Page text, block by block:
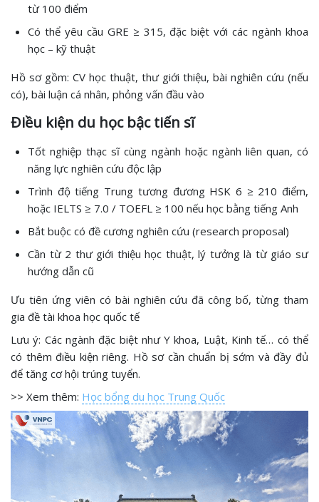
từ 100 điểm
Có thể yêu cầu GRE ≥ 315, đặc biệt với các ngành khoa
học – kỹ thuật
Hồ sơ gồm: CV học thuật, thư giới thiệu, bài nghiên cứu (nếu
có), bài luận cá nhân, phỏng vấn đầu vào
Điều kiện du học bậc tiến sĩ
Tốt nghiệp thạc sĩ cùng ngành hoặc ngành liên quan, có
năng lực nghiên cứu độc lập
Trình độ tiếng Trung tương đương HSK 6 ≥ 210 điểm,
hoặc IELTS ≥ 7.0 / TOEFL ≥ 100 nếu học bằng tiếng Anh
Bắt buộc có đề cương nghiên cứu (research proposal)
Cần từ 2 thư giới thiệu học thuật, lý tưởng là từ giáo sư
hướng dẫn cũ
Ưu tiên ứng viên có bài nghiên cứu đã công bố, từng tham
gia đề tài khoa học quốc tế
Lưu ý: Các ngành đặc biệt như Y khoa, Luật, Kinh tế… có thể
có thêm điều kiện riêng. Hồ sơ cần chuẩn bị sớm và đầy đủ
để tăng cơ hội trúng tuyển.
>> Xem thêm: Học bổng du học Trung Quốc